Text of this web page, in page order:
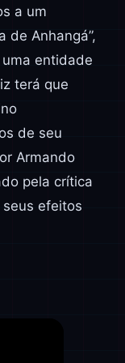
a um
de Anhangá”,
entidade
terá que
de seu
Armando
pela crítica
efeitos